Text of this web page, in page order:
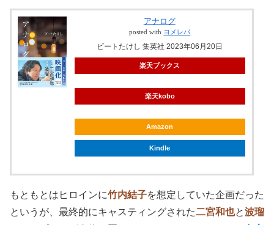
アナログ
posted with ヨメレバ
ビートたけし 集英社 2023年06月20日
楽天ブックス
楽天kobo
Amazon
Kindle
もともとはヒロインに竹内結子を想定していた企画だった
というが、最終的にキャスティングされた二宮和也と波瑠